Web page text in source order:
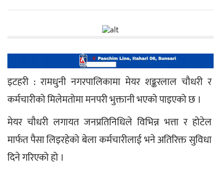
इटहरी : रामधुनी नगरपालिकामा मेयर शङ्करलाल चौधरी र
कर्मचारीको मिलेमतोमा मनपरी भुक्तानी भएको पाइएको छ ।
मेयर चौधरी लगायत जनप्रतिनिधिले विभिन्न भत्ता र होटेल
मार्फत पैसा लिइरहेको बेला कर्मचारीलाई भने अतिरिक्त सुविधा
दिने गरिएको हो ।